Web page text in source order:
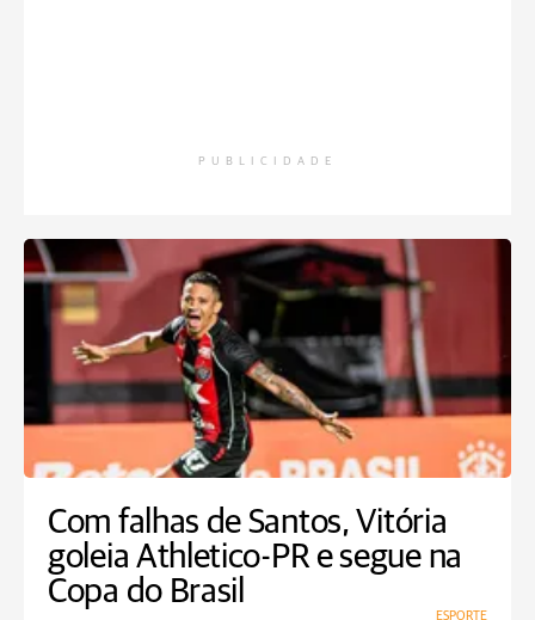
PUBLICIDADE
Com falhas de Santos, Vitória
goleia Athletico-PR e segue na
Copa do Brasil
ESPORTE